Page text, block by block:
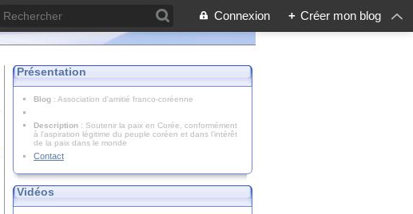
Connexion + Créer mon blog
Présentation
Blog : Association d'amitié franco-coréenne
Description : Soutenir la paix en Corée, conformément
à l'aspiration légitime du peuple coréen et dans l’intérêt
de la paix dans le monde
Contact
Vidéos